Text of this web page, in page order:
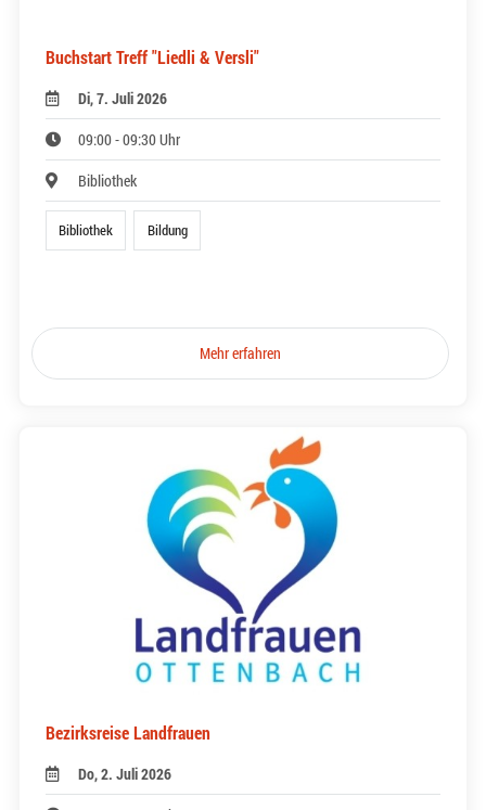
Buchstart Treff "Liedli & Versli"
Di, 7. Juli 2026
09:00 - 09:30 Uhr
Bibliothek
Bibliothek Bildung
Mehr erfahren
Bezirksreise Landfrauen
Do, 2. Juli 2026